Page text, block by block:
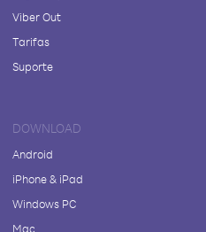
Viber Out
Tarifas
Suporte
DOWNLOAD
Android
iPhone & iPad
Windows PC
Mac